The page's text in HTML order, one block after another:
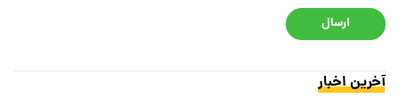
ارسال
آخرین اخبار